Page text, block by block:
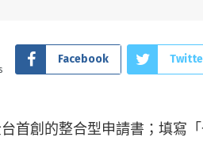
Facebook
首創的整合型申請書；填寫